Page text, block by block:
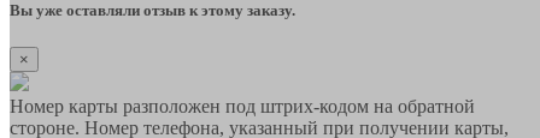
Вы уже оставляли отзыв к этому заказу.
×
Номер карты разположен под штрих-кодом на обратной
стороне. Номер телефона, указанный при получении карты,